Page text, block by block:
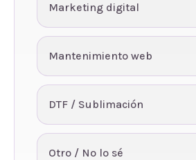
Marketing digital
Mantenimiento web
DTF / Sublimación
Otro / No lo sé